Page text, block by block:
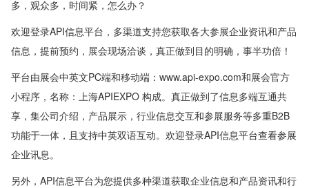
多，观众多，时间紧，怎么办？
欢迎登录API信息平台，多渠道支持您获取各大参展企业资讯和产品
信息，提前预约，展会现场洽谈，真正做到目的明确，事半功倍！
平台由展会中英文PC端和移动端：www.api-expo.com和展会官方
小程序，名称：上海APIEXPO 构成。真正做到了信息多端互通共
享，集公司介绍，产品展示，行业信息交互和参展服务等多重B2B
功能于一体，且支持中英双语互动。欢迎登录API信息平台查看参展
企业讯息。
另外，API信息平台为您提供多种渠道获取企业信息和产品资讯和行